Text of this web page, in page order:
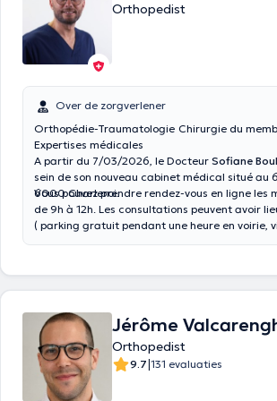
Orthopedist
Over de zorgverlener
Orthopédie-Traumatologie Chirurgie du membre supérieur Chirurgie de l'épaule
Expertises médicales
A partir du 7/03/2026, le Docteur Sofiane
sein de son nouveau cabinet médical situé au 66, rue de la Neuville (1 er étage), à
6000 Charleroi.
Vous pouvez prendre rendez-vous en ligne les
de 9h à 12h. Les consultations peuvent
( parking gratuit pendant une heure en voirie,
Jérôme
Orthopedist
9.7|131 evaluaties